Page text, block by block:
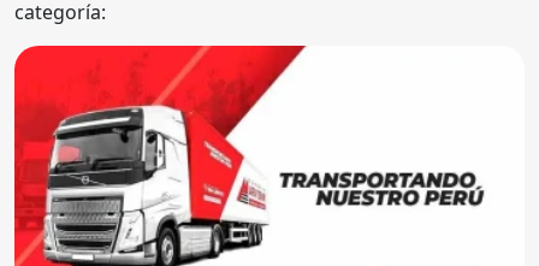
categoría: